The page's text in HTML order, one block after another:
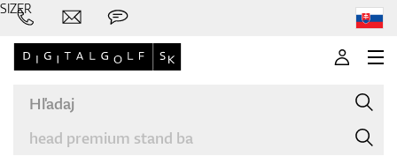
SIZER